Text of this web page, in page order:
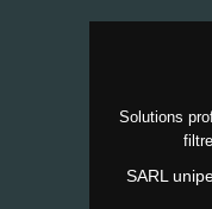
Solutions
SARL